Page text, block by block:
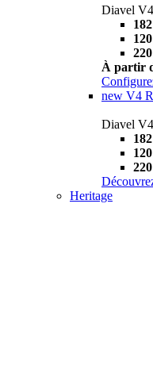
Diavel
À partir
new V4
Diavel
Heritage